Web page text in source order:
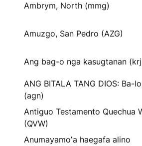
Ambrym, North (mmg)
Amuzgo, San Pedro (AZG)
Ang bag-o nga kasugtanan
ANG BITALA TANG DIOS: Ba-
(agn)
Antiguo Testamento Quechua
(QVW)
Anumayamoʼa haegafa alino